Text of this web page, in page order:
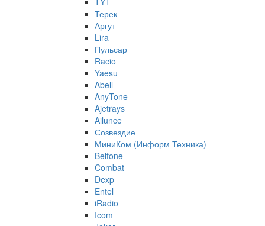
Терек
Аргут
Lira
Пульсар
Racio
Yaesu
Abell
AnyTone
Ajetrays
Ailunce
Созвездие
МиниКом (Информ Техника)
Belfone
Combat
Dexp
Entel
iRadio
Icom